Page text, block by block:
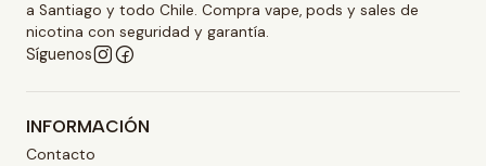
a Santiago y todo Chile. Compra vape, pods y sales de
nicotina con seguridad y garantía.
Síguenos
INFORMACIÓN
Contacto